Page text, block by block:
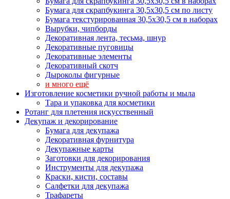
Бумага для скрапбукинга 30,5х30,5 см по листу
Бумага текстурированная 30,5х30,5 см в наборах
Вырубки, чипборды
Декоративная лента, тесьма, шнур
Декоративные пуговицы
Декоративные элементы
Декоративный скотч
Дыроколы фигурные
и много ещё
Изготовление косметики ручной работы и мыла
Тара и упаковка для косметики
Ротанг для плетения искусственный
Декупаж и декорирование
Бумага для декупажа
Декоративная фурнитура
Декупажные карты
Заготовки для декорирования
Инструменты для декупажа
Краски, кисти, составы
Салфетки для декупажа
Трафареты